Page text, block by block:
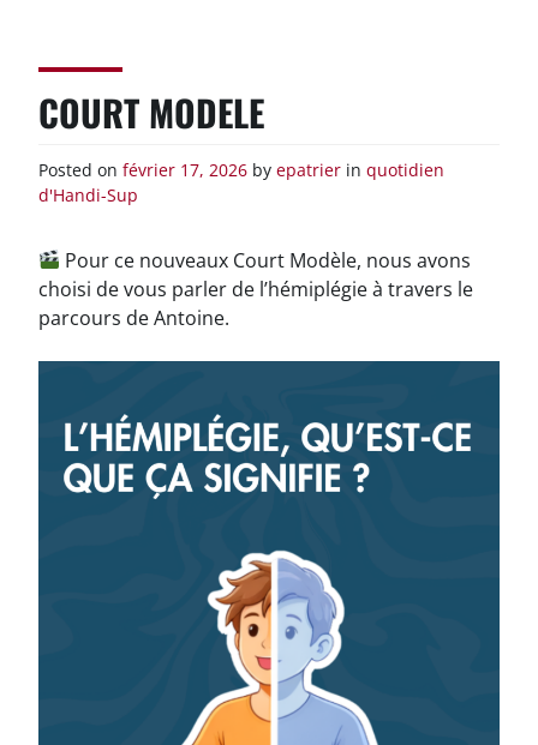
content
COURT MODELE
Posted on février 17, 2026 by epatrier in quotidien
d'Handi-Sup
Pour ce nouveaux Court Modèle, nous avons
choisi de vous parler de l’hémiplégie à travers le
parcours de Antoine.